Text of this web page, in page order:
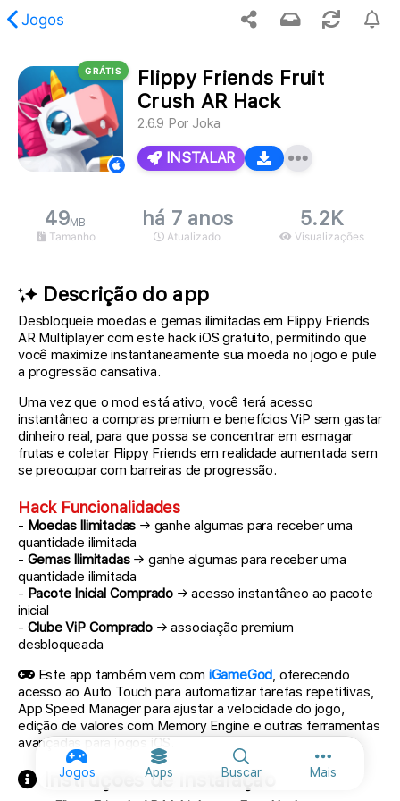
Jogos
Jogos Apps Buscar MaisMais
conteúdo solicitado não foi encontrado.
GRÁTIS
Flippy Friends Fruit
Crush AR Hack
2.6.9 Por Joka
INSTALAR
49MB
Tamanho
há 7 anos
Atualizado
5.2K
Visualizações
Descrição do app
Desbloqueie moedas e gemas ilimitadas em Flippy Friends
AR Multiplayer com este hack iOS gratuito, permitindo que
você maximize instantaneamente sua moeda no jogo e pule
a progressão cansativa.
Uma vez que o mod está ativo, você terá acesso
instantâneo a compras premium e benefícios ViP sem gastar
dinheiro real, para que possa se concentrar em esmagar
frutas e coletar Flippy Friends em realidade aumentada sem
se preocupar com barreiras de progressão.
Hack Funcionalidades
- Moedas Ilimitadas → ganhe algumas para receber uma
quantidade ilimitada
- Gemas Ilimitadas→ ganhe algumas para receber uma
quantidade ilimitada
- Pacote Inicial Comprado → acesso instantâneo ao pacote
inicial
- Clube ViP Comprado → associação premium
desbloqueada
Este app também vem com iGameGod, oferecendo
acesso ao Auto Touch para automatizar tarefas repetitivas,
App Speed Manager para ajustar a velocidade do jogo,
edição de valores com Memory Engine e outras ferramentas
avançadas para jogos iOS.
Instruções de instalação